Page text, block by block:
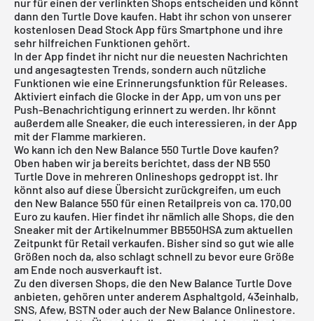
dann den Turtle Dove kaufen. Habt ihr schon von unserer
kostenlosen Dead Stock App fürs Smartphone und ihre
sehr hilfreichen Funktionen gehört.
In der App findet ihr nicht nur die neuesten Nachrichten
und angesagtesten Trends, sondern auch nützliche
Funktionen wie eine Erinnerungsfunktion für Releases.
Aktiviert einfach die Glocke in der App, um von uns per
Push-Benachrichtigung erinnert zu werden. Ihr könnt
außerdem alle Sneaker, die euch interessieren, in der App
mit der Flamme markieren.
Wo kann ich den New Balance 550 Turtle Dove kaufen?
Oben haben wir ja bereits berichtet, dass der NB 550
Turtle Dove in mehreren Onlineshops gedroppt ist. Ihr
könnt also auf diese Übersicht zurückgreifen, um euch
den New Balance 550 für einen Retailpreis von ca. 170,00
Euro zu kaufen. Hier findet ihr nämlich alle Shops, die den
Sneaker mit der Artikelnummer BB550HSA zum aktuellen
Zeitpunkt für Retail verkaufen. Bisher sind so gut wie alle
Größen noch da, also schlagt schnell zu bevor eure Größe
am Ende noch ausverkauft ist.
Zu den diversen Shops, die den New Balance Turtle Dove
anbieten, gehören unter anderem Asphaltgold, 43einhalb,
SNS, Afew, BSTN oder auch der New Balance Onlinestore.